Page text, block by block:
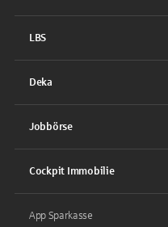
LBS
Deka
Jobbörse
Cockpit Immobilie
App Sparkasse